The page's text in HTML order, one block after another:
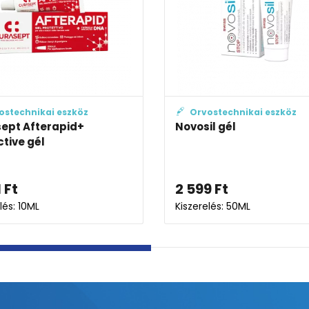
eszköz
köhögés elleni
Ft
28X
Orvostechnikai eszköz
Gloup nyelést segítő
3 035Ft
Kiszerelés: 150ML